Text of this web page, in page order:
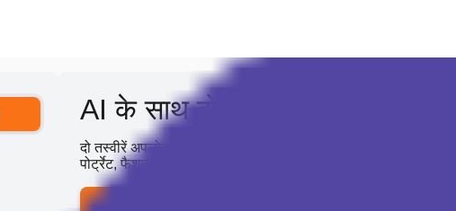
AI के साथ दो इमेज को एक में कंबाइन
दो तस्वीरें अपलोड करें और Dovoo AI के साथ एक पॉलिश्ड विज़ुअल बनाएं।
पोर्ट्रेट, फैशन विज़ुअल्स और सोशल मीडिया कवर के लिए प्रोडक्ट्स,